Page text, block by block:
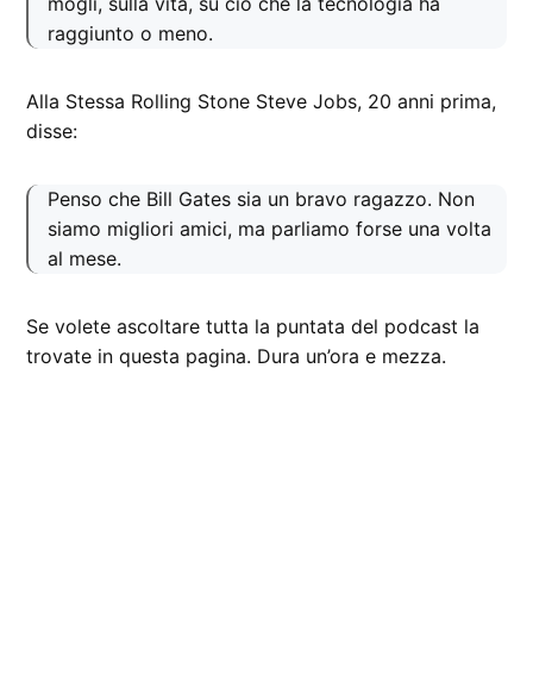
raggiunto o meno.
Alla Stessa Rolling Stone Steve Jobs, 20 anni prima,
disse:
Penso che Bill Gates sia un bravo ragazzo. Non
siamo migliori amici, ma parliamo forse una volta
al mese.
Se volete ascoltare tutta la puntata del podcast la
trovate in questa pagina. Dura un’ora e mezza.